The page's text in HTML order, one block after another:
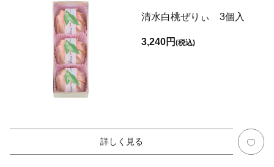
清水白桃ぜりぃ 3個入
3,240円(税込)
詳しく見る